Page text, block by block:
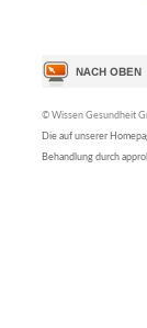
© Wissen Gesundheit
Die auf unserer
Behandlung durch